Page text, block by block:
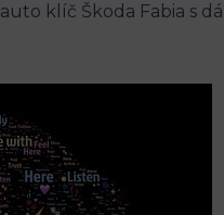
klíč Škoda Fabia s